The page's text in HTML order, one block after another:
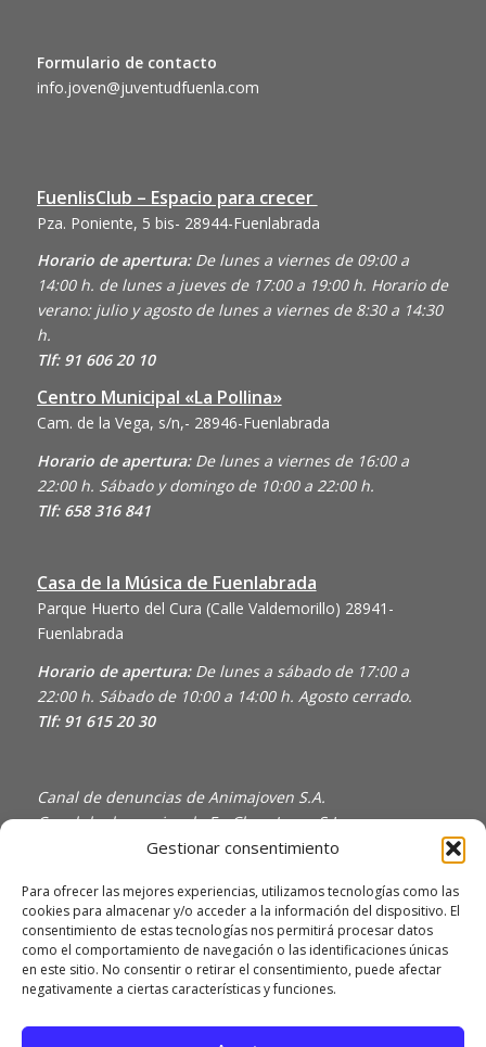
Gestionar consentimiento
Para ofrecer las mejores experiencias, utilizamos tecnologías como las
cookies para almacenar y/o acceder a la información del dispositivo. El
consentimiento de estas tecnologías nos permitirá procesar datos
como el comportamiento de navegación o las identificaciones únicas
en este sitio. No consentir o retirar el consentimiento, puede afectar
negativamente a ciertas características y funciones.
Formulario de contacto
info.joven@juventudfuenla.com
FuenlisClub – Espacio para crecer
Pza. Poniente, 5 bis- 28944-Fuenlabrada
Horario de apertura:De lunes a viernes de 09:00 a
14:00 h. de lunes a jueves de 17:00 a 19:00 h. Horario de
verano: julio y agosto de lunes a viernes de 8:30 a 14:30
h.
Tlf: 91 606 20 10
Centro Municipal «La Pollina»
Cam. de la Vega, s/n,- 28946-Fuenlabrada
Horario de apertura: De lunes a viernes de 16:00 a
22:00 h. Sábado y domingo de 10:00 a 22:00 h.
Tlf: 658 316 841
Casa de la Música de Fuenlabrada
Parque Huerto del Cura (Calle Valdemorillo) 28941-
Fuenlabrada
Horario de apertura: De lunes a sábado de 17:00 a
22:00 h. Sábado de 10:00 a 14:00 h. Agosto cerrado.
Tlf: 91 615 20 30
Canal de denuncias de Animajoven S.A.
Canal de denuncias de En Clave Joven S.L.
Política de Privacidad y Uso de Cookies
Política de calidad